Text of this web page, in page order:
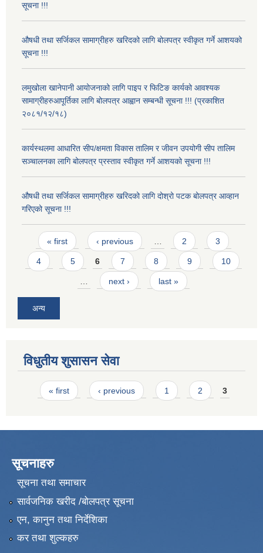
सूचना !!!
औषधी तथा सर्जिकल सामाग्रीहरु खरिदको लागि बोलपत्र स्वीकृत गर्ने आशयको
सूचना !!!
लमुखोला खानेपानी आयोजनाको लागि पाइप र फिटिङ कार्यको आवश्यक
सामाग्रीहरुआपूर्तिका लागि बोलपत्र आह्वान सम्बन्धी सूचना !!! (प्रकाशित
२०८१/१२/१८)
कार्यस्थलमा आधारित सीप/क्षमता विकास तालिम र जीवन उपयोगी सीप तालिम
सञ्चालनका लागि बोलपत्र प्रस्ताव स्वीकृत गर्ने आशयको सूचना !!!
औषधी तथा सर्जिकल सामाग्रीहरु खरिदको लागि दोश्रो पटक बोलपत्र आव्हान
गरिएको सूचना !!!
Pages
« first ‹ previous 2 3
4 5 6 7 8 9 10
next › last »
अन्य
विधुतीय शुसासन सेवा
Pages
« first ‹ previous 1 2 3
सूचनाहरु
सूचना तथा समाचार
सार्वजनिक खरीद /बोलपत्र सूचना
एन, कानुन तथा निर्देशिका
कर तथा शुल्कहरु